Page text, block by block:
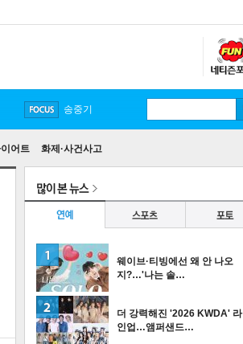
이어트 화제·사건사고
단
송중기
웨이브·티빙에선 왜 안 나오
지?…'나는 솔…
더 강력해진 '2026 KWDA' 라
인업…앰퍼샌드…